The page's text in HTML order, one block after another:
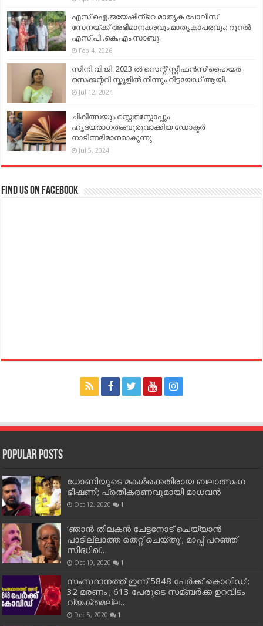
എസ്.ഐ.ജയേഷിൻ്റെ മാതൃക പോലീസ്
സേനയ്ക്ക് അഭിമാനകരവും,മാതൃകാപരവും: റൂറൽ
എസ്.പി .കെ.എം.സാബു.
Feb 4, 2026
സിനി.വി.ജി. 2023 ൽ സെന്റ് സ്റ്റീഫൻസ് ഹൈയർ
സെക്കന്ററി സ്കൂളിൽ നിന്നും റിട്ടയേഡ് ആയി.
Jul 12, 2024
ചികിത്സയും സ്റ്റെതസ്കോപ്പും
ഹൃദയരാഗതംബുരുവാക്കിയ ഡോക്ടർ
നാടിന്നഭിമാനമാകുന്നു.
Jul 5, 2024
Find us on Facebook
Popular Posts
ധോണിയുടെ മകള്‍ക്കെതിരായ ബലാത്സംഗ
ഭീഷണി; പ്രതികരണവുമായി മാധവന്‍
Oct 12, 2020 1
‘ഞാന്‍ തിലകന്‍ ചേട്ടനോട് ചെയ്യാന്‍
പാടില്ലാത്ത തെറ്റ് ചെയ്തു’; മാപ്പ് പറഞ്ഞ്
സിദ്ധിഖ്…
Oct 19, 2020 1
സംസ്ഥാനത്ത് ഇന്ന് 5848 പേര്‍ക്ക് കൊവി‌ഡ് ;
32 മരണം ; 613 പേരുടെ സമ്ബര്‍ക്ക ഉറവിടം
വ്യക്തമല്ല…
Dec 5, 2020 1